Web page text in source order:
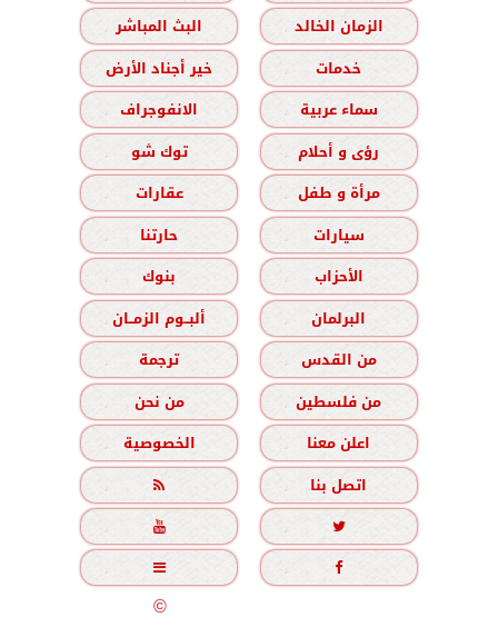
الزمان الخالد
البث المباشر
خدمات
خير أجناد الأرض
سماء عربية
الانفوجراف
رؤى و أحلام
توك شو
مرأة و طفل
عقارات
سيارات
حارتنا
الأحزاب
بنوك
البرلمان
ألبــوم الزمــان
من القدس
ترجمة
من فلسطين
من نحن
اعلن معنا
الخصوصية
اتصل بنا





جميع الحقوق محفوظة©